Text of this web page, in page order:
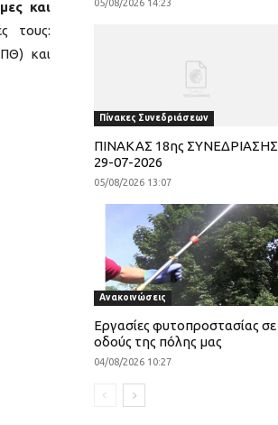
και
τους:
και
05/08/2026 14:23
Πίνακες Συνεδριάσεων
ΠΙΝΑΚΑΣ 18ης ΣΥΝΕΔΡΙΑΣΗΣ
29-07-2026
05/08/2026 13:07
Ανακοινώσεις
Εργασίες φυτοπροστασίας σε
οδούς της πόλης μας
04/08/2026 10:27